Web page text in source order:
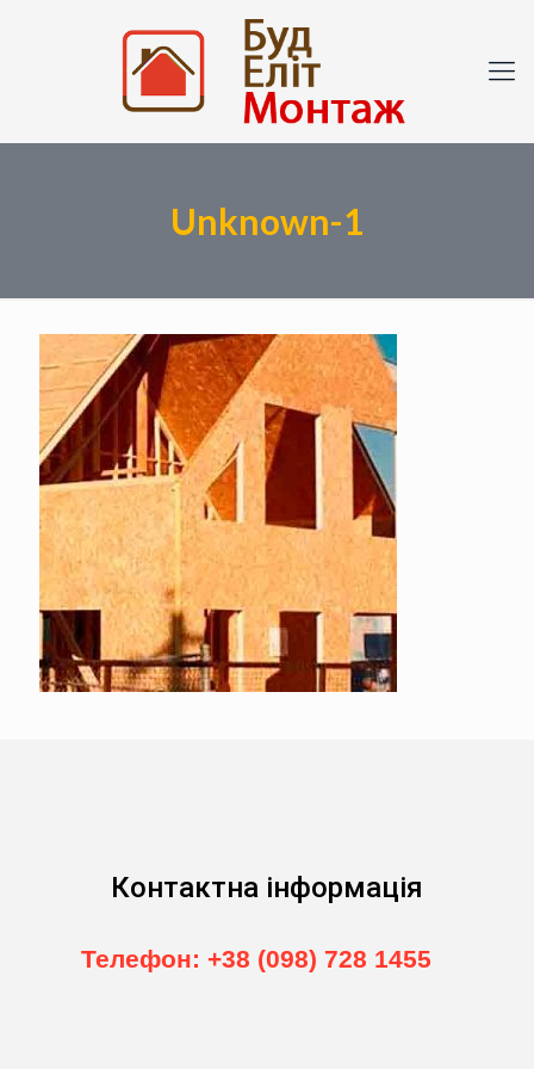
Unknown-1
Контактна інформація
Телефон: +38 (098) 728 1455